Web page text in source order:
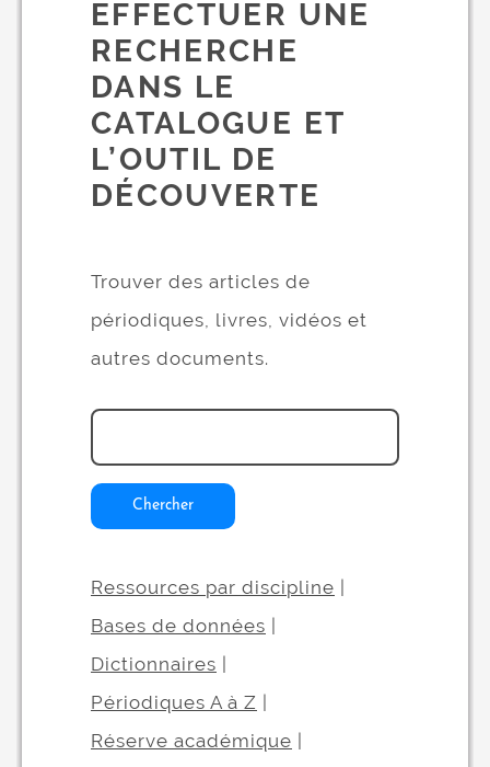
EFFECTUER UNE
RECHERCHE
DANS LE
CATALOGUE ET
L’OUTIL DE
DÉCOUVERTE
Trouver des articles de
périodiques, livres, vidéos et
autres documents.
Chercher
Ressources par discipline
Bases de données
Dictionnaires
Périodiques A à Z
Réserve académique